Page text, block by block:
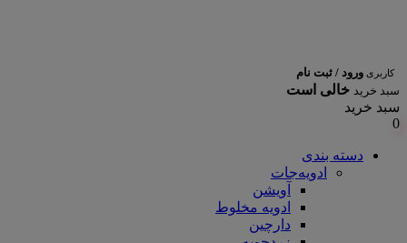
کاربری ورود / ثبت نام
سبد خرید خالی است
سبد خرید
0
دسته بندی
ادویه‌جات
آویشن
ادویه مخلوط
دارچین